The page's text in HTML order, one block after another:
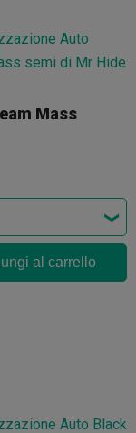
Mass
al carrello